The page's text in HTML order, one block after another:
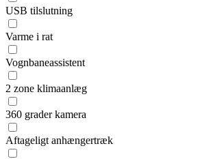
USB tilslutning
Varme i rat
Vognbaneassistent
2 zone klimaanlæg
360 grader kamera
Aftageligt anhængertræk